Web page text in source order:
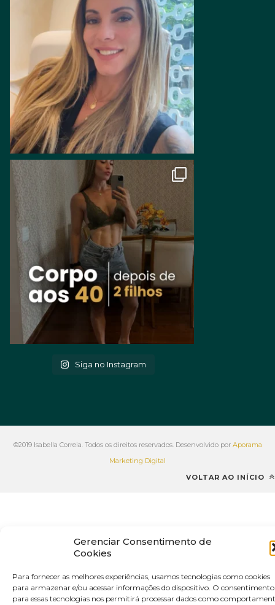
Gerenciar Consentimento de
Cookies
Para fornecer as melhores experiências, usamos tecnologias como cookies
para armazenar e/ou acessar informações do dispositivo. O consentimento
para essas tecnologias nos permitirá processar dados como
Siga no Instagram
©2019 Isabella Correia. Todos os direitos reservados. Desenvolvido por Aporama
Marketing Digital
VOLTAR AO INÍCIO